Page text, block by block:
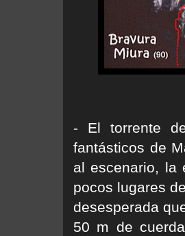
- El torrente
fantásticos de
al escenario, la
pocos lugares
desesperada
50 m de